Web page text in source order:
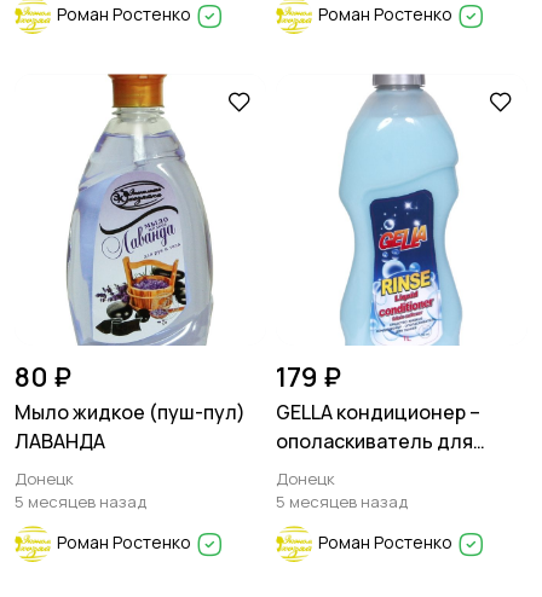
Роман Ростенко Роман Ростенко
80 ₽
Мыло жидкое (пуш-пул)
ЛАВАНДА
Донецк
5 месяцев назад
Роман Ростенко
179 ₽
GELLA кондиционер –
ополаскиватель для
тканей
Донецк
5 месяцев назад
Роман Ростенко